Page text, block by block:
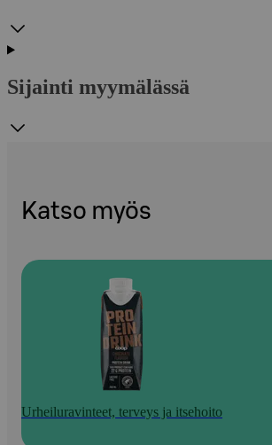
Sijainti myymälässä
Katso myös
Urheiluravinteet, terveys ja itsehoito